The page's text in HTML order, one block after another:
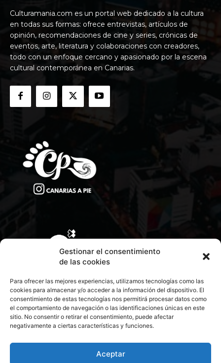
Gestionar el consentimiento
de las cookies
Para ofrecer las mejores experiencias, utilizamos tecnologías como las
cookies para almacenar y/o acceder a la información del dispositivo. El
consentimiento de estas tecnologías nos permitirá procesar datos como
el comportamiento de navegación o las identificaciones únicas en este
sitio. No consentir o retirar el consentimiento, puede afectar
negativamente a ciertas características y funciones.
Aceptar
Culturamania.com es un portal web dedicado a la cultura
en todas sus formas: ofrece entrevistas, artículos de
opinión, recomendaciones de cine y series, crónicas de
eventos, arte, literatura y colaboraciones con creadores,
todo con un enfoque cercano y apasionado por la escena
cultural contemporánea en Canarias.
CONTACTA CON NOSOTROS